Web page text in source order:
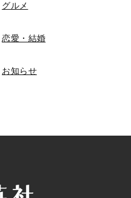
グルメ
恋愛・結婚
お知らせ